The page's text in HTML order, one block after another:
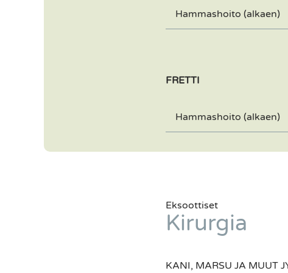
Hammashoito (alkaen)
FRETTI
Hammashoito (alkaen)
Eksoottiset
Kirurgia
KANI, MARSU JA MUUT